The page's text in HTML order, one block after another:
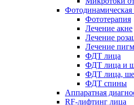
Фототерапия
Лечение акне
Лечение
Лечение
ФДТ лица
ФДТ лица и
ФДТ лица,
ФДТ спины
Аппаратная
RF-лифтинг лица